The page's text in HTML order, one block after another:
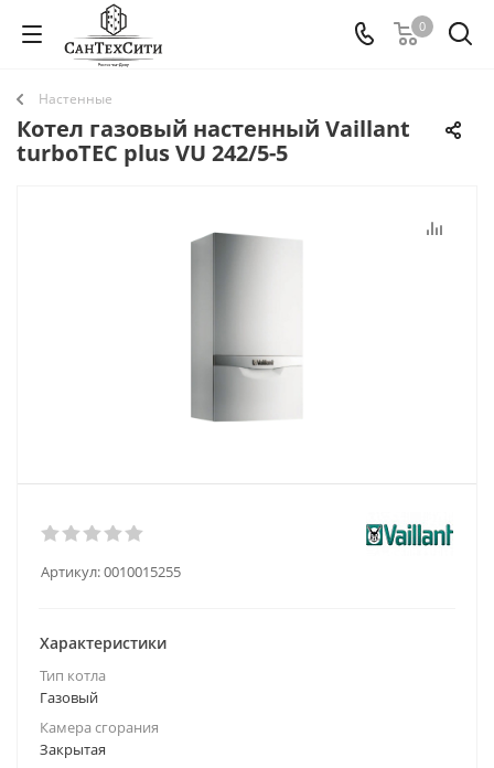
0
Настенные
Котел газовый настенный Vaillant
turboTEC plus VU 242/5-5
Артикул:0010015255
Характеристики
Тип котла
Газовый
Камера сгорания
Закрытая